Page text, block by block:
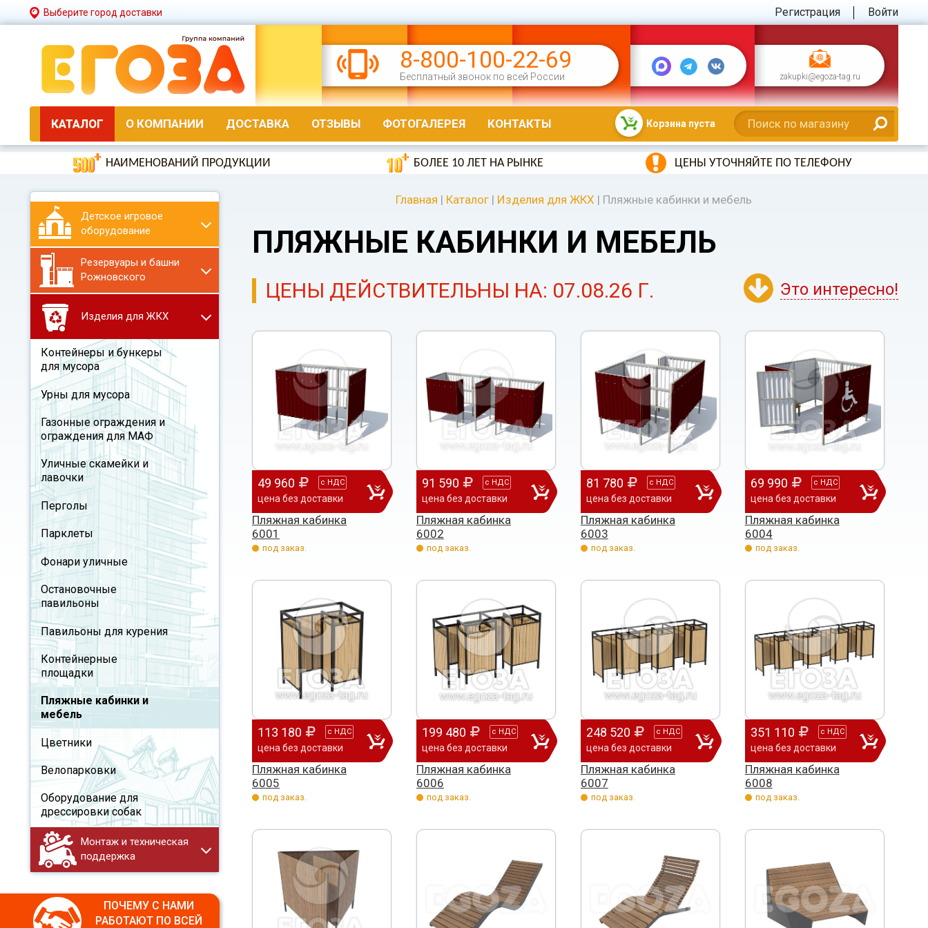
Выберите город доставки Регистрация Войти
8-800-100-22-69
Бесплатный звонок по всей России zakupki@egoza-tag.ru
КАТАЛОГ О КОМПАНИИ ДОСТАВКА ОТЗЫВЫ ФОТОГАЛЕРЕЯ КОНТАКТЫ Корзина пуста
НАИМЕНОВАНИЙ ПРОДУКЦИИ БОЛЕЕ 10 ЛЕТ НА РЫНКЕ ЦЕНЫ УТОЧНЯЙТЕ ПО ТЕЛЕФОНУ
Детское игровое
оборудование
Резервуары и башни
Рожновского
Изделия для ЖКХ
Контейнеры и бункеры
для мусора
Урны для мусора
Газонные ограждения и
ограждения для МАФ
Уличные скамейки и
лавочки
Перголы
Парклеты
Фонари уличные
Остановочные
павильоны
Павильоны для курения
Контейнерные
площадки
Пляжные кабинки и
мебель
Цветники
Велопарковки
Оборудование для
дрессировки собак
Монтаж и техническая
поддержка
ПОЧЕМУ С НАМИ
РАБОТАЮТ ПО ВСЕЙ
Главная | Каталог | Изделия для ЖКХ | Пляжные кабинки и мебель
ПЛЯЖНЫЕ КАБИНКИ И МЕБЕЛЬ
ЦЕНЫ ДЕЙСТВИТЕЛЬНЫ НА: 07.08.26 Г. Это интересно!
49 960 с НДС
цена без доставки
Пляжная кабинка
6001
под заказ.
91 590 с НДС
цена без доставки
Пляжная кабинка
6002
под заказ.
81 780 с НДС
цена без доставки
Пляжная кабинка
6003
под заказ.
69 990 с НДС
цена без доставки
Пляжная кабинка
6004
под заказ.
113 180 с НДС
цена без доставки
Пляжная кабинка
6005
под заказ.
199 480 с НДС
цена без доставки
Пляжная кабинка
6006
под заказ.
248 520 с НДС
цена без доставки
Пляжная кабинка
6007
под заказ.
351 110 с НДС
цена без доставки
Пляжная кабинка
6008
под заказ.